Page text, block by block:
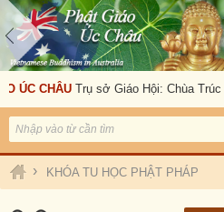
CHÂU Trụ sở Giáo Hội: Chùa Trúc
› KHÓA TU HỌC PHẬT PHÁP